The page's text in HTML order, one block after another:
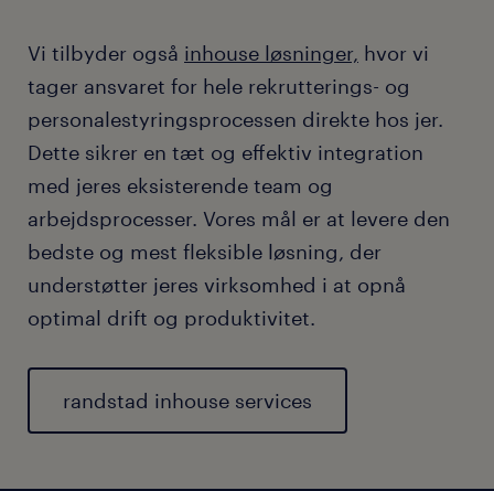
Vi tilbyder også inhouse løsninger, hvor vi
tager ansvaret for hele rekrutterings- og
personalestyringsprocessen direkte hos jer.
Dette sikrer en tæt og effektiv integration
med jeres eksisterende team og
arbejdsprocesser. Vores mål er at levere den
bedste og mest fleksible løsning, der
understøtter jeres virksomhed i at opnå
optimal drift og produktivitet.
randstad inhouse services